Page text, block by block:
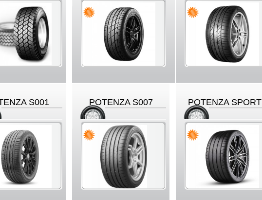
S001 POTENZA S007 POTENZA SPORT